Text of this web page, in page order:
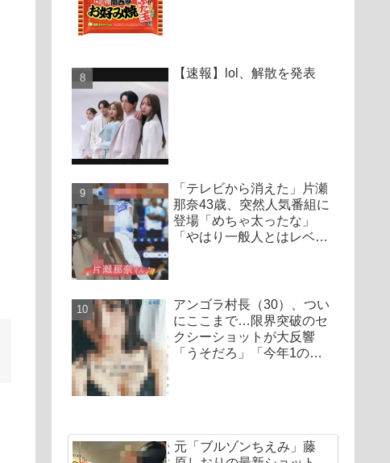
【速報】lol、解散を発表
「テレビから消えた」片瀬
那奈43歳、突然人気番組に
登場「めちゃ太ったな」
「やはり一般人とはレベル
アンゴラ村長（30）、つい
にここまで…限界突破のセ
クシーショットが大反響
「うそだろ」「今年1の衝
元「ブルゾンちえみ」藤